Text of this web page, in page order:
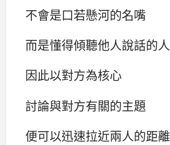
不會是口若懸河的名嘴
而是懂得傾聽他人說話的人
因此以對方為核心
討論與對方有關的主題
便可以迅速拉近兩人的距離